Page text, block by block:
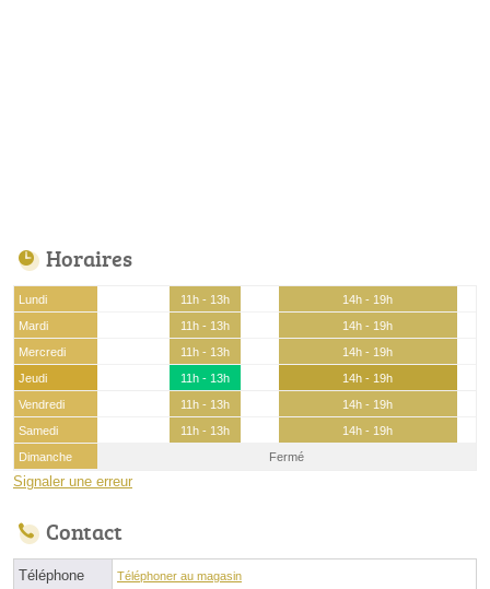
Horaires
Lundi 11h - 13h
14h - 19h
Mardi
11h - 13h
14h - 19h
Mercredi
11h - 13h
14h - 19h
Jeudi
11h - 13h
14h - 19h
Vendredi
11h - 13h
14h - 19h
Samedi
11h - 13h
14h - 19h
Dimanche
Fermé
Signaler une erreur
Contact
Téléphone Téléphoner au magasin